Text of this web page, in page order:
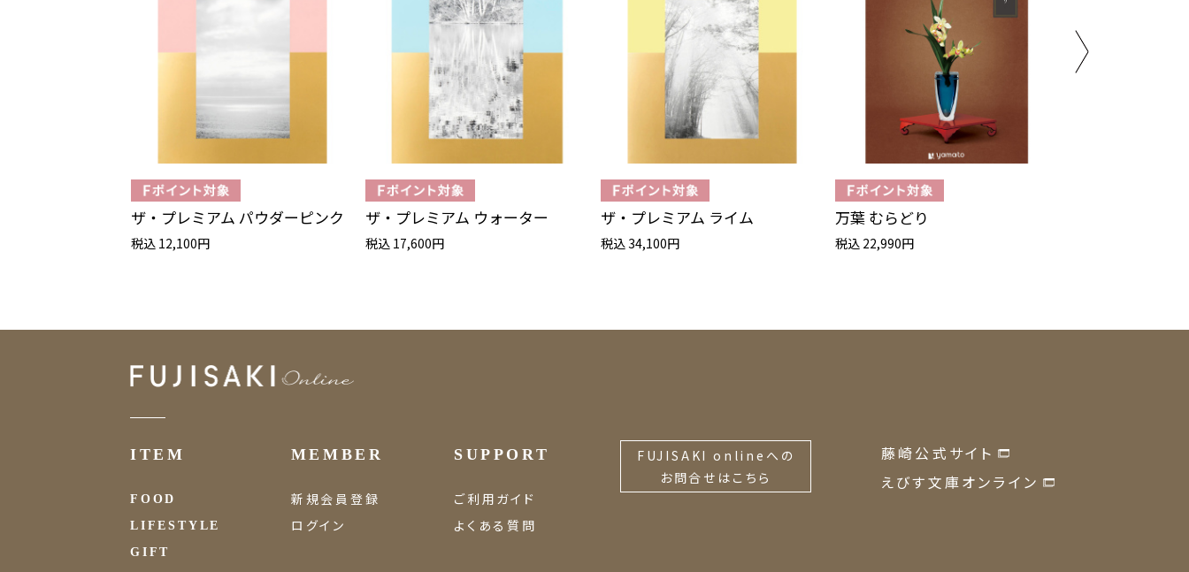
ザ・プレミアム パウダーピンク
税込 12,100円
ザ・プレミアム ウォーター
税込 17,600円
ザ・プレミアム ライム
税込 34,100円
万葉 むらどり
税込 22,990円
ITEM
FOOD
LIFESTYLE
GIFT
MEMBER
新規会員登録
ログイン
SUPPORT
ご利用ガイド
よくある質問
FUJISAKI onlineへの
お問合せはこちら
藤崎公式サイト
えびす文庫オンライン